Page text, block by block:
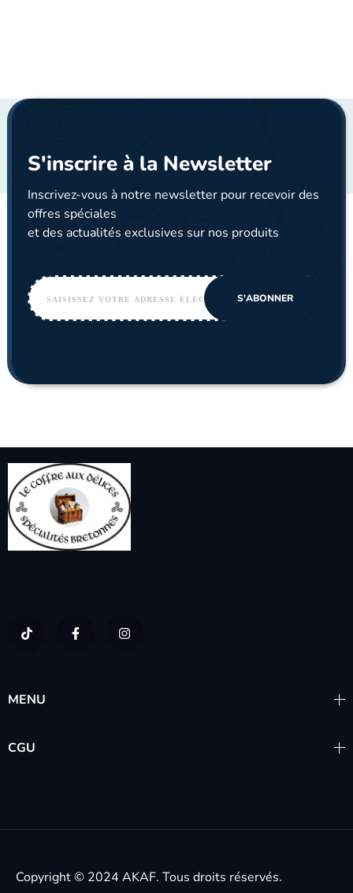
S'inscrire à la Newsletter
Inscrivez-vous à notre newsletter pour recevoir des
offres spéciales
et des actualités exclusives sur nos produits
MENU
CGU
Copyright © 2024 AKAF. Tous droits réservés.